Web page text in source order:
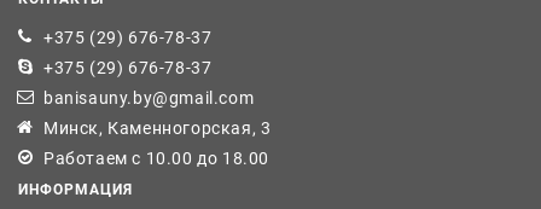
+375 (29) 676-78-37
+375 (29) 676-78-37
banisauny.by@gmail.com
Минск, Каменногорская, 3
Работаем с 10.00 до 18.00
ИНФОРМАЦИЯ